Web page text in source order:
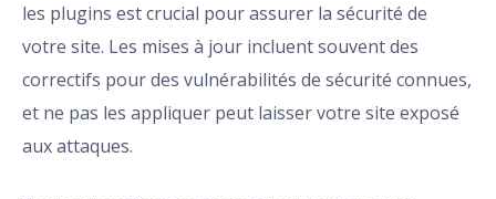
les plugins est crucial pour assurer la sécurité de
votre site. Les mises à jour incluent souvent des
correctifs pour des vulnérabilités de sécurité connues,
et ne pas les appliquer peut laisser votre site exposé
aux attaques.